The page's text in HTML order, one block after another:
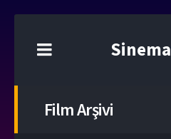
Sinema
Film Arşivi